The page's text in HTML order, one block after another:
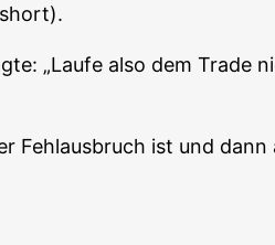
„Lau­fe also dem
Fehl­aus­bruch ist und